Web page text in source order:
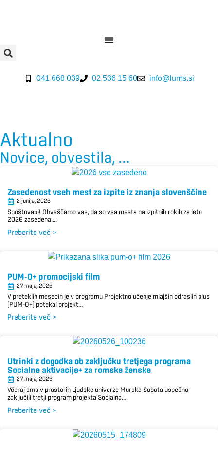
041 668 039 02 536 15 60 info@lums.si
Aktualno
Novice, obvestila, ...
Zasedenost vseh mest za izpite iz znanja slovenščine
2 junija, 2026
Spoštovani! Obveščamo vas, da so vsa mesta na izpitnih rokih za leto
2026 zasedena....
Preberite več >
PUM-O+ promocijski film
27 maja, 2026
V preteklih mesecih je v programu Projektno učenje mlajših odraslih plus
(PUM-O+) potekal projekt...
Preberite več >
Utrinki z dogodka ob zaključku tretjega programa
Socialne aktivacije+ za romske ženske
27 maja, 2026
Včeraj smo v prostorih Ljudske univerze Murska Sobota uspešno
zaključili tretji program projekta Socialna...
Preberite več >